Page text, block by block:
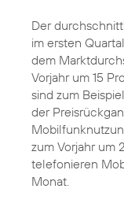
Der
im ersten
dem
Vorjahr um 15
sind zum
der
zum Vorjahr um
telefonieren
Monat.